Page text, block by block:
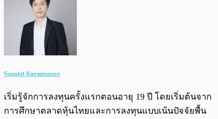
Supakit Kaewmanee
เริ่มรู้จักการลงทุนครั้งแรกตอนอายุ 19 ปี โดยเริ่มต้นจาก
การศึกษาตลาดหุ้นไทยและการลงทุนแบบเน้นปัจจัยพื้น